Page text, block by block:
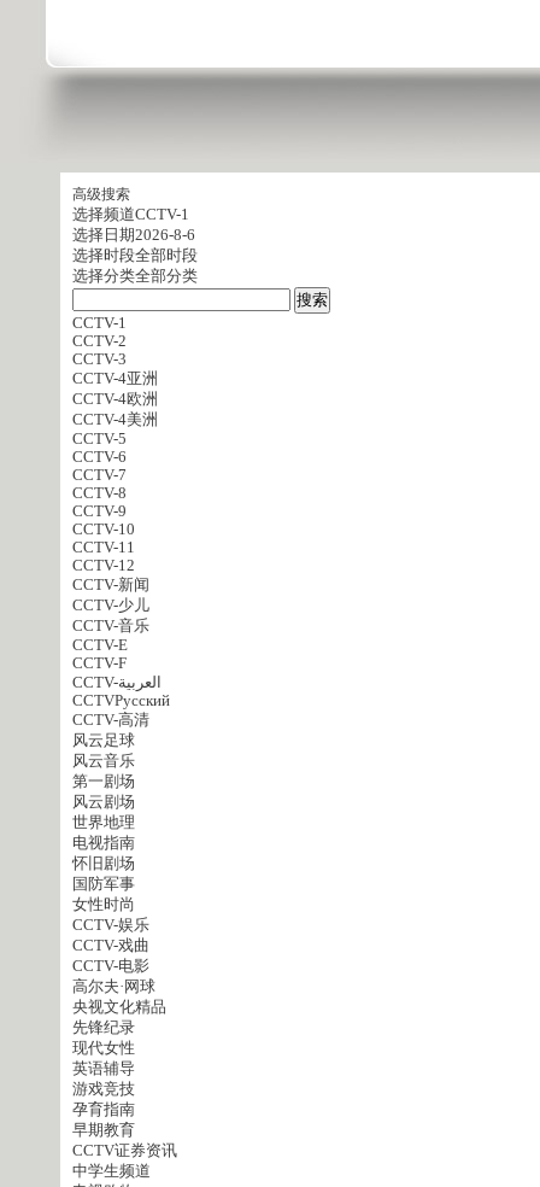
高级搜索
选择频道CCTV-1
选择日期2026-8-6
选择时段全部时段
选择分类全部分类
CCTV-1
CCTV-2
CCTV-3
CCTV-4亚洲
CCTV-4欧洲
CCTV-4美洲
CCTV-5
CCTV-6
CCTV-7
CCTV-8
CCTV-9
CCTV-10
CCTV-11
CCTV-12
CCTV-新闻
CCTV-少儿
CCTV-音乐
CCTV-E
CCTV-F
CCTV-العربية
CCTVPусский
CCTV-高清
风云足球
风云音乐
第一剧场
风云剧场
世界地理
电视指南
怀旧剧场
国防军事
女性时尚
CCTV-娱乐
CCTV-戏曲
CCTV-电影
高尔夫·网球
央视文化精品
先锋纪录
现代女性
英语辅导
游戏竞技
孕育指南
早期教育
CCTV证券资讯
中学生频道